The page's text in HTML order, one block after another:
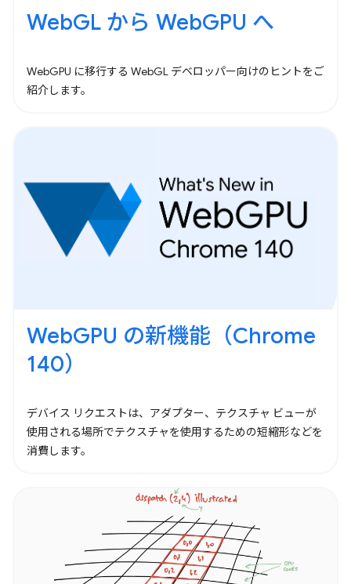
WebGL から WebGPU へ
WebGPU に移行する WebGL デベロッパー向けのヒントをご
紹介します。
WebGPU の新機能（Chrome
140）
デバイス リクエストは、アダプター、テクスチャ ビューが
使用される場所でテクスチャを使用するための短縮形などを
消費します。